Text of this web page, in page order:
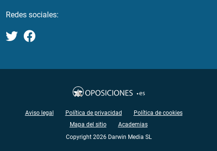
Redes sociales:
Aviso legal Política de privacidad
Política de cookies
Mapa del sitio
Academias
Copyright 2026 Darwin Media SL